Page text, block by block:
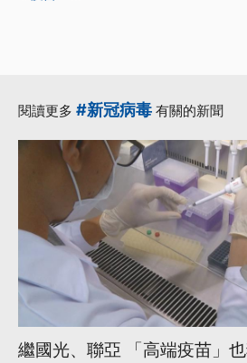
閱讀更多 #新冠病毒 有關的新聞
繼國光、聯亞 「高端疫苗」